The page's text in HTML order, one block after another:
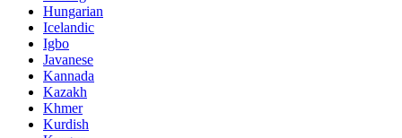
Hungarian
Icelandic
Igbo
Javanese
Kannada
Kazakh
Khmer
Kurdish